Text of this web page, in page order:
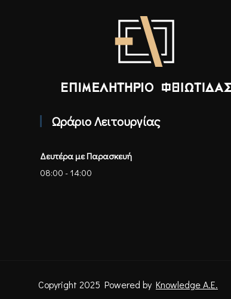
Ωράριο Λειτουργίας
Δευτέρα με Παρασκευή
08:00 - 14:00
Copyright 2025 Powered by Knowledge A.E.